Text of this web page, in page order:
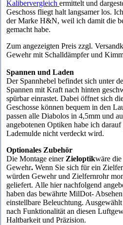
Kalibervergleich ermittelt und
Geschoss fliegt halt langsamer los.
der Marke H&N, weil ich damit die
gemacht habe.
Zum angezeigten Preis zzgl.
Gewehr mit Schalldämpfer und
Spannen und Laden
Der Spannhebel befindet sich unter
Spannen mit Kraft nach hinten
spürbar einrastet. Dabei öffnet sich
Geschosse können bequem in den
passen alle Diabolos in 4,5mm und
angebotenen Optiken habe ich darauf
Lademulde nicht verdeckt wird.
Optionales Zubehör
Die Montage einer Zieloptikwäre
Gewehr. Wenn Sie sich für ein
würden Gewehr und Zielfernrohr
geliefert. Alle hier nachfolgend
haben das bewährte MilDot-
einstellbare Beleuchtung.
nach Funktionalität an diesen
Haltbarkeit und Präzision.